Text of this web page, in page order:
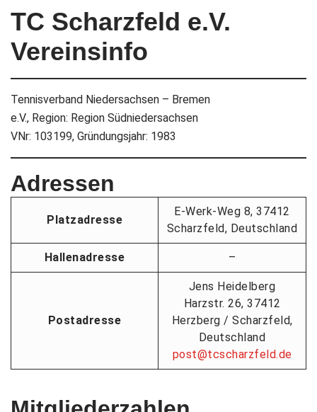
TC Scharzfeld e.V.
Vereinsinfo
Tennisverband Niedersachsen – Bremen
e.V., Region: Region Südniedersachsen
VNr: 103199, Gründungsjahr: 1983
Adressen
Platzadresse
E-Werk-Weg 8, 37412
Scharzfeld, Deutschland
Hallenadresse –
Postadresse
Jens Heidelberg
Harzstr. 26, 37412
Herzberg / Scharzfeld,
Deutschland
post@tcscharzfeld.de